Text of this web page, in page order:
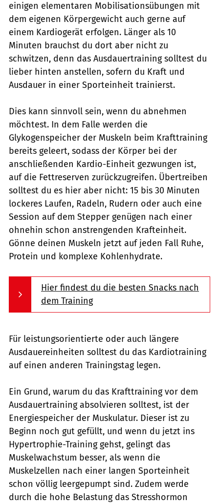
einigen elementaren Mobilisationsübungen mit
dem eigenen Körpergewicht auch gerne auf
einem Kardiogerät erfolgen. Länger als 10
Minuten brauchst du dort aber nicht zu
schwitzen, denn das Ausdauertraining solltest du
lieber hinten anstellen, sofern du Kraft und
Ausdauer in einer Sporteinheit trainierst.
Dies kann sinnvoll sein, wenn du abnehmen
möchtest. In dem Falle werden die
Glykogenspeicher der Muskeln beim Krafttraining
bereits geleert, sodass der Körper bei der
anschließenden Kardio-Einheit gezwungen ist,
auf die Fettreserven zurückzugreifen. Übertreiben
solltest du es hier aber nicht: 15 bis 30 Minuten
lockeres Laufen, Radeln, Rudern oder auch eine
Session auf dem Stepper genügen nach einer
ohnehin schon anstrengenden Krafteinheit.
Gönne deinen Muskeln jetzt auf jeden Fall Ruhe,
Protein und komplexe Kohlenhydrate.
Hier findest du die besten Snacks nach
dem Training
Für leistungsorientierte oder auch längere
Ausdauereinheiten solltest du das Kardiotraining
auf einen anderen Trainingstag legen.
Ein Grund, warum du das Krafttraining vor dem
Ausdauertraining absolvieren solltest, ist der
Energiespeicher der Muskulatur. Dieser ist zu
Beginn noch gut gefüllt, und wenn du jetzt ins
Hypertrophie-Training gehst, gelingt das
Muskelwachstum besser, als wenn die
Muskelzellen nach einer langen Sporteinheit
schon völlig leergepumpt sind. Zudem werde
durch die hohe Belastung das Stresshormon